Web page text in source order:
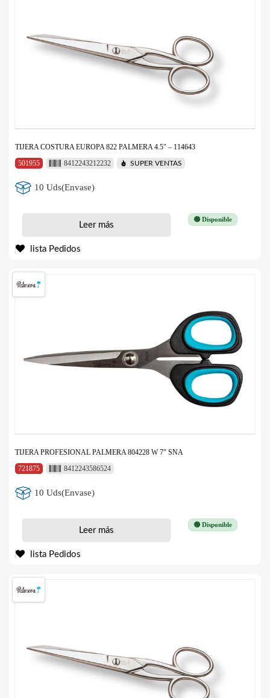
TIJERA COSTURA EUROPA 822 PALMERA 4.5″ – 114643
501955
8412243212232 SUPER VENTAS
10 Uds(Envase)
🟢 Disponible
Leer más
lista Pedidos
TIJERA PROFESIONAL PALMERA 804228 W 7″ SNA
721875
8412243586524
10 Uds(Envase)
🟢 Disponible
Leer más
lista Pedidos